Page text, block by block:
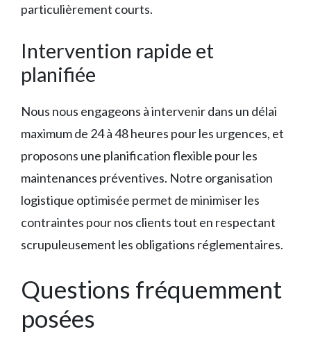
particulièrement courts.
Intervention rapide et
planifiée
Nous nous engageons à intervenir dans un délai
maximum de 24 à 48 heures pour les urgences, et
proposons une planification flexible pour les
maintenances préventives. Notre organisation
logistique optimisée permet de minimiser les
contraintes pour nos clients tout en respectant
scrupuleusement les obligations réglementaires.
Questions fréquemment
posées